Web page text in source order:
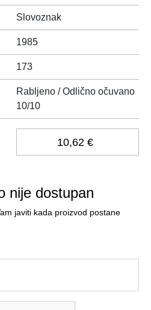
Slovoznak
1985
173
Rabljeno / Odlično očuvano
10/10
10,62 €
nije dostupan
javiti kada proizvod postane